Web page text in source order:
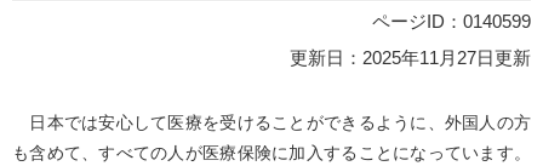
ページID：0140599
更新日：2025年11月27日更新
日本では安心して医療を受けることができるように、外国人の方
も含めて、すべての人が医療保険に加入することになっています。